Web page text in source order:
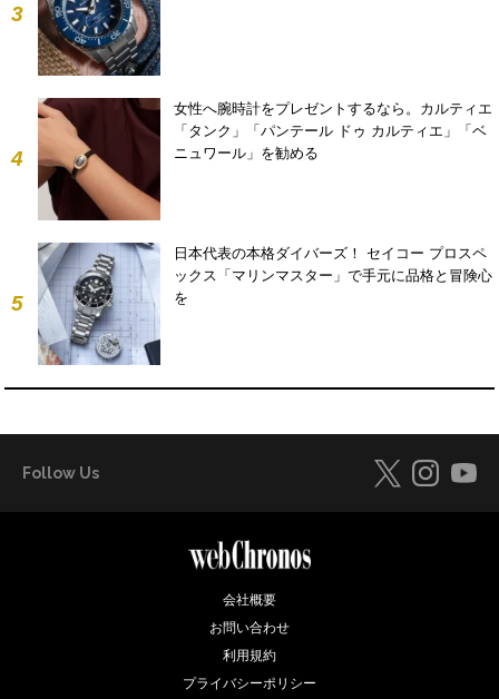
3
4
女性へ腕時計をプレゼントするなら。カルティエ
「タンク」「パンテール ドゥ カルティエ」「ベ
ニュワール」を勧める
5
日本代表の本格ダイバーズ！ セイコー プロスペ
ックス「マリンマスター」で手元に品格と冒険心
を
Follow Us
会社概要
お問い合わせ
利用規約
プライバシーポリシー